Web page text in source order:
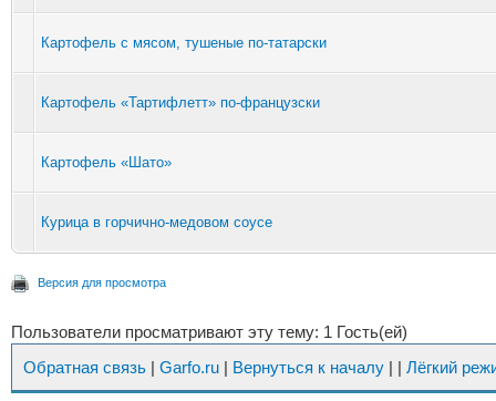
Картофель с мясом, тушеные по-татарски
Картофель «Тартифлетт» по-французски
Картофель «Шато»
Курица в горчично-медовом соусе
Версия для просмотра
Пользователи просматривают эту тему: 1 Гость(ей)
Обратная связь | Garfo.ru | Вернуться к началу | | Лёгкий